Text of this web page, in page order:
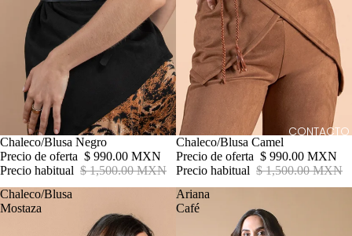
CONTACTO
Oferta
Chaleco/Blusa Negro
Precio de oferta $ 990.00 MXN
Precio habitual $ 1,500.00 MXN
Oferta
Chaleco/Blusa Camel
Precio de oferta $ 990.00 MXN
Precio habitual $ 1,500.00 MXN
Chaleco/Blusa
Mostaza
Ariana
Café